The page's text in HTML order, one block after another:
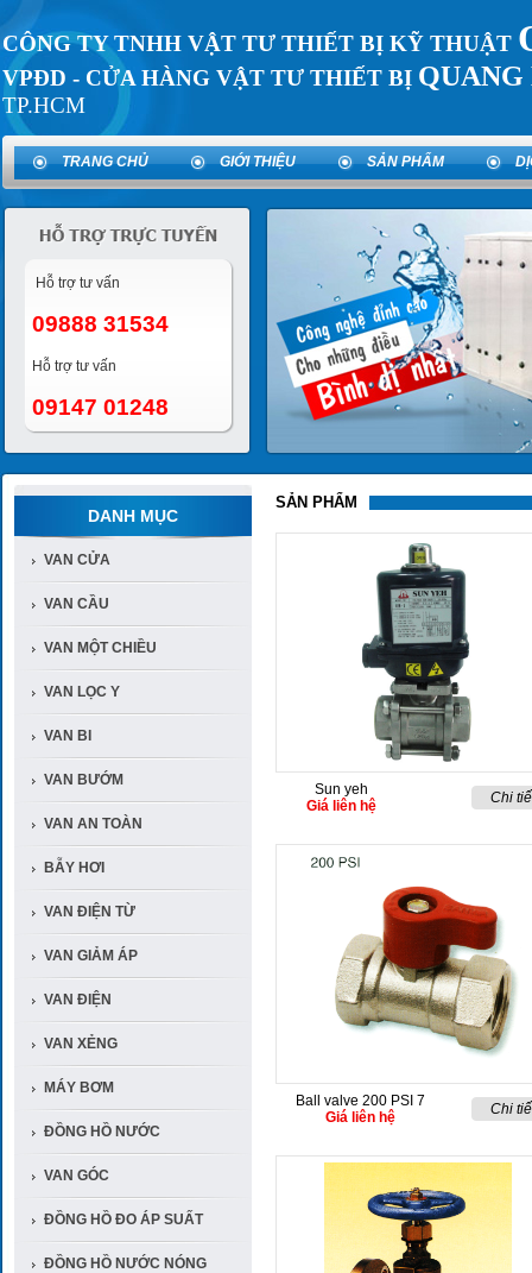
CÔNG TY TNHH VẬT TƯ THIẾT BỊ KỸ THUẬT
VPĐD - CỬA HÀNG VẬT TƯ THIẾT BỊ
TP.HCM
TRANG CHỦ GIỚI THIỆU SẢN PHẨM
Hỗ trợ tư vấn
09888 31534
Hỗ trợ tư vấn
09147 01248
DANH MỤC
VAN CỬA
VAN CẦU
VAN MỘT CHIỀU
VAN LỌC Y
VAN BI
VAN BƯỚM
VAN AN TOÀN
BẪY HƠI
VAN ĐIỆN TỪ
VAN GIẢM ÁP
VAN ĐIỆN
VAN XẺNG
MÁY BƠM
ĐỒNG HỒ NƯỚC
VAN GÓC
ĐỒNG HỒ ĐO ÁP SUẤT
ĐỒNG HỒ NƯỚC NÓNG
SẢN PHẨM
Sun yeh
Giá liên hệ
Chi
Ball valve 200 PSI 7
Giá liên hệ
Chi